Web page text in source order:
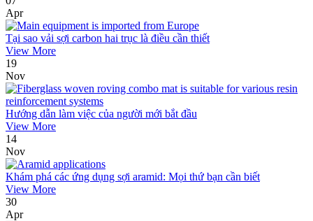
Apr
Tại sao vải sợi carbon hai trục là điều cần thiết
View More
19
Nov
Hướng dẫn làm việc của người mới bắt đầu
View More
14
Nov
Khám phá các ứng dụng sợi aramid: Mọi thứ bạn cần biết
View More
30
Apr